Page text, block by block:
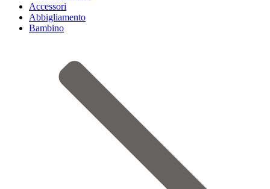
Accessori
Abbigliamento
Bambino